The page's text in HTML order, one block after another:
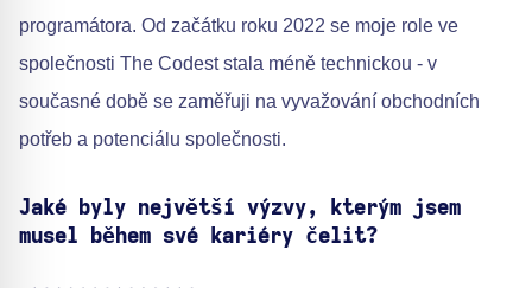
programátora. Od začátku roku 2022 se moje role ve
společnosti The Codest stala méně technickou - v
současné době se zaměřuji na vyvažování obchodních
potřeb a potenciálu společnosti.
Jaké byly největší výzvy, kterým jsem
musel během své kariéry čelit?